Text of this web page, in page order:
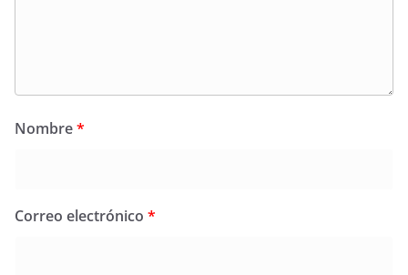
Nombre*
Correo electrónico *